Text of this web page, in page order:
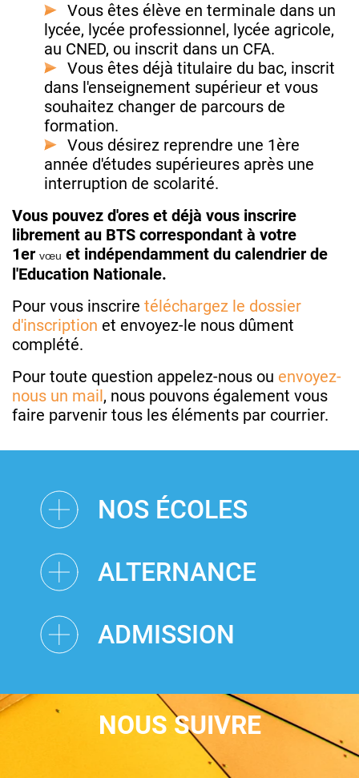
Vous êtes élève en terminale dans un
lycée, lycée professionnel, lycée agricole,
au CNED, ou inscrit dans un CFA.
Vous êtes déjà titulaire du bac, inscrit
dans l'enseignement supérieur et vous
souhaitez changer de parcours de
formation.
Vous désirez reprendre une 1ère
année d'études supérieures après une
interruption de scolarité.
Vous pouvez d'ores et déjà vous inscrire
librement au BTS correspondant à votre
1er vœu et indépendamment du calendrier de
l'Education Nationale.
Pour vous inscrire téléchargez le dossier
d'inscription et envoyez-le nous dûment
complété.
Pour toute question appelez-nous ou envoyez-
nous un mail, nous pouvons également vous
faire parvenir tous les éléments par courrier.
NOS ÉCOLES
ALTERNANCE
ADMISSION
NOUS SUIVRE